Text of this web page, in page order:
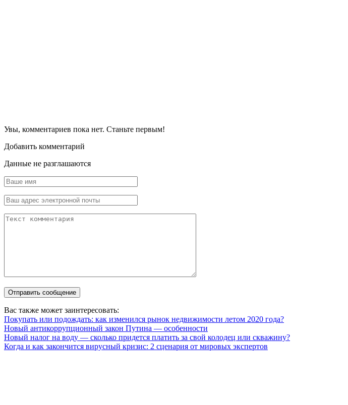
Увы, комментариев пока нет. Станьте первым!
Добавить комментарий
Данные не разглашаются
Вас также может заинтересовать:
Покупать или подождать: как изменился рынок недвижимости летом 2020 года?
Новый антикоррупционный закон Путина — особенности
Новый налог на воду — сколько придется платить за свой колодец или скважину?
Когда и как закончится вирусный кризис: 2 сценария от мировых экспертов